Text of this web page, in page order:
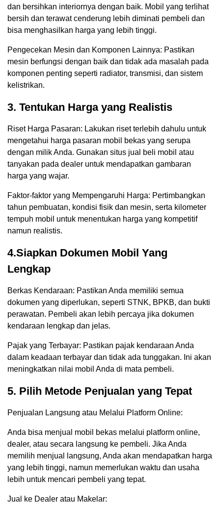
dan bersihkan interiornya dengan baik. Mobil yang terlihat
bersih dan terawat cenderung lebih diminati pembeli dan
bisa menghasilkan harga yang lebih tinggi.
Pengecekan Mesin dan Komponen Lainnya: Pastikan
mesin berfungsi dengan baik dan tidak ada masalah pada
komponen penting seperti radiator, transmisi, dan sistem
kelistrikan.
3. Tentukan Harga yang Realistis
Riset Harga Pasaran: Lakukan riset terlebih dahulu untuk
mengetahui harga pasaran mobil bekas yang serupa
dengan milik Anda. Gunakan situs jual beli mobil atau
tanyakan pada dealer untuk mendapatkan gambaran
harga yang wajar.
Faktor-faktor yang Mempengaruhi Harga: Pertimbangkan
tahun pembuatan, kondisi fisik dan mesin, serta kilometer
tempuh mobil untuk menentukan harga yang kompetitif
namun realistis.
4.Siapkan Dokumen Mobil Yang
Lengkap
Berkas Kendaraan: Pastikan Anda memiliki semua
dokumen yang diperlukan, seperti STNK, BPKB, dan bukti
perawatan. Pembeli akan lebih percaya jika dokumen
kendaraan lengkap dan jelas.
Pajak yang Terbayar: Pastikan pajak kendaraan Anda
dalam keadaan terbayar dan tidak ada tunggakan. Ini akan
meningkatkan nilai mobil Anda di mata pembeli.
5. Pilih Metode Penjualan yang Tepat
Penjualan Langsung atau Melalui Platform Online:
Anda bisa menjual mobil bekas melalui platform online,
dealer, atau secara langsung ke pembeli. Jika Anda
memilih menjual langsung, Anda akan mendapatkan harga
yang lebih tinggi, namun memerlukan waktu dan usaha
lebih untuk mencari pembeli yang tepat.
Jual ke Dealer atau Makelar: